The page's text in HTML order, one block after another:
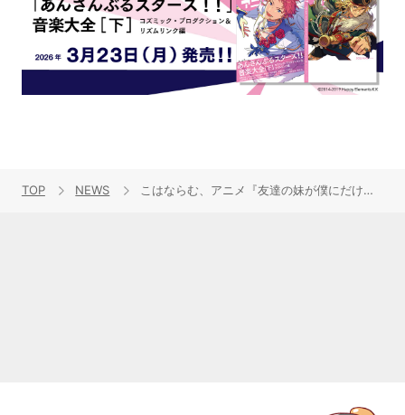
TOP NEWS こはならむ、アニメ『友達の妹が僕にだけウザい』EDテーマ「星の鼓動」のMVを公開！